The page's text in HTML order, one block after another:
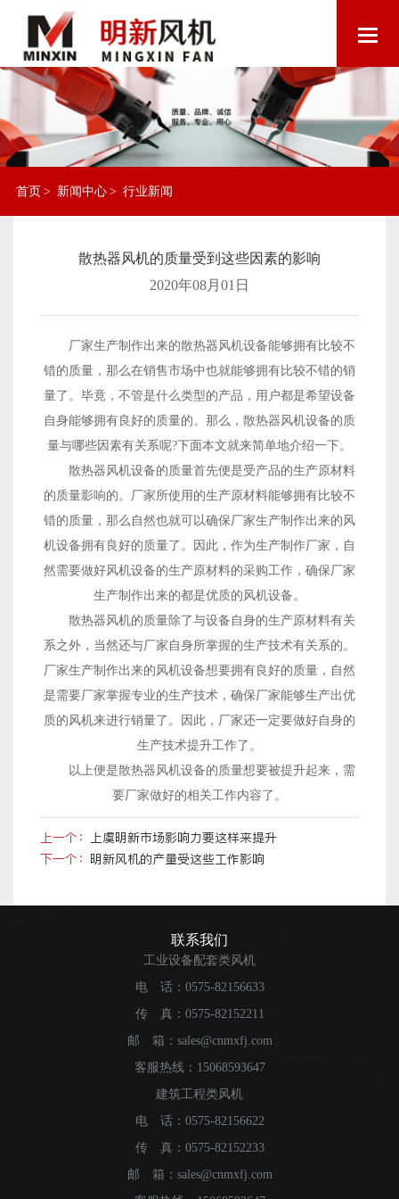
首页 > 新闻中心 > 行业新闻
散热器风机的质量受到这些因素的影响
2020年08月01日
厂家生产制作出来的散热器风机设备能够拥有比较不
错的质量，那么在销售市场中也就能够拥有比较不错的销
量了。毕竟，不管是什么类型的产品，用户都是希望设备
自身能够拥有良好的质量的。那么，散热器风机设备的质
量与哪些因素有关系呢?下面本文就来简单地介绍一下。
散热器风机设备的质量首先便是受产品的生产原材料
的质量影响的。厂家所使用的生产原材料能够拥有比较不
错的质量，那么自然也就可以确保厂家生产制作出来的风
机设备拥有良好的质量了。因此，作为生产制作厂家，自
然需要做好风机设备的生产原材料的采购工作，确保厂家
生产制作出来的都是优质的风机设备。
散热器风机的质量除了与设备自身的生产原材料有关
系之外，当然还与厂家自身所掌握的生产技术有关系的。
厂家生产制作出来的风机设备想要拥有良好的质量，自然
是需要厂家掌握专业的生产技术，确保厂家能够生产出优
质的风机来进行销量了。因此，厂家还一定要做好自身的
生产技术提升工作了。
以上便是散热器风机设备的质量想要被提升起来，需
要厂家做好的相关工作内容了。
上一个： 上虞明新市场影响力要这样来提升
下一个： 明新风机的产量受这些工作影响
联系我们
工业设备配套类风机
电 话：0575-82156633
传 真：0575-82152211
邮 箱：sales@cnmxfj.com
客服热线：15068593647
建筑工程类风机
电 话：0575-82156622
传 真：0575-82152233
邮 箱：sales@cnmxfj.com